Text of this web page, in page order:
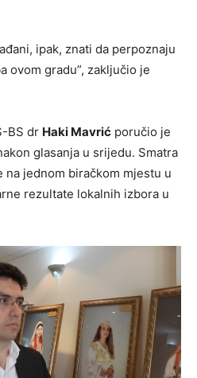
ipak, znati da perpoznaju
ovom gradu”, zaključio je
BS dr Haki Mavrić poručio je
glasanja u srijedu. Smatra
na jednom biračkom mjestu u
rezultate lokalnih izbora u